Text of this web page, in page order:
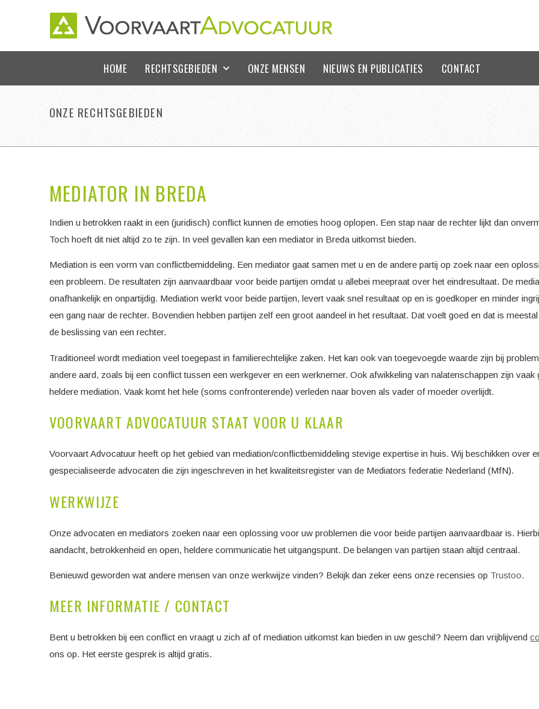
HOME RECHTSGEBIEDEN ONZE MENSEN NIEUWS EN PUBLICATIES CONTACT
ONZE RECHTSGEBIEDEN
MEDIATOR IN BREDA
Indien u betrokken raakt in een (juridisch) conflict kunnen de emoties hoog oplopen. Een stap naar de rechter lijkt dan
Toch hoeft dit niet altijd zo te zijn. In veel gevallen kan een mediator in Breda uitkomst bieden.
Mediation is een vorm van conflictbemiddeling. Een mediator gaat samen met u en de andere partij op zoek naar een
een probleem. De resultaten zijn aanvaardbaar voor beide partijen omdat u allebei meepraat over het eindresultaat. De
onafhankelijk en onpartijdig. Mediation werkt voor beide partijen, levert vaak snel resultaat op en is goedkoper en minder
een gang naar de rechter. Bovendien hebben partijen zelf een groot aandeel in het resultaat. Dat voelt goed en dat is
de beslissing van een rechter.
Traditioneel wordt mediation veel toegepast in familierechtelijke zaken. Het kan ook van toegevoegde waarde zijn bij
andere aard, zoals bij een conflict tussen een werkgever en een werknemer. Ook afwikkeling van nalatenschappen zijn vaak
heldere mediation. Vaak komt het hele (soms confronterende) verleden naar boven als vader of moeder overlijdt.
VOORVAART ADVOCATUUR STAAT VOOR U KLAAR
Voorvaart Advocatuur heeft op het gebied van mediation/conflictbemiddeling stevige expertise in huis. Wij beschikken over
gespecialiseerde advocaten die zijn ingeschreven in het kwaliteitsregister van de Mediators federatie Nederland (MfN).
WERKWIJZE
Onze advocaten en mediators zoeken naar een oplossing voor uw problemen die voor beide partijen aanvaardbaar is.
aandacht, betrokkenheid en open, heldere communicatie het uitgangspunt. De belangen van partijen staan altijd centraal.
Benieuwd geworden wat andere mensen van onze werkwijze vinden? Bekijk dan zeker eens onze recensies op Trustoo.
MEER INFORMATIE / CONTACT
Bent u betrokken bij een conflict en vraagt u zich af of mediation uitkomst kan bieden in uw geschil? Neem dan vrijblijvend
ons op. Het eerste gesprek is altijd gratis.